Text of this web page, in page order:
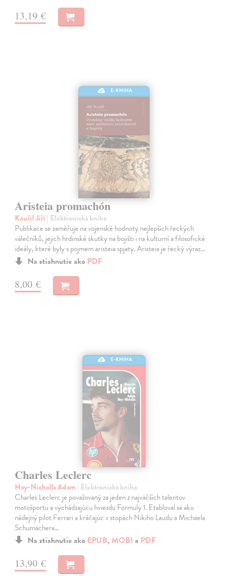
13,19 €
E-KNIHA
Aristeia promachón
Kouřil Jiří | Elektronická kniha
Publikace se zaměřuje na vojenské hodnoty nejlepších řeckých
válečníků, jejich hrdinské skutky na bojišti i na kulturní a filosofické
ideály, které byly s pojmem aristeia spjaty. Aristeia je řecký výraz…
Na stiahnutie ako PDF
8,00 €
E-KNIHA
Charles Leclerc
Hay-Nicholls Adam | Elektronická kniha
Charles Leclerc je považovaný za jeden z najväčších talentov
motošportu a vychádzajúcu hviezdu Formuly 1. Etabloval sa ako
nádejný pilot Ferrari a kráčajúc v stopách Nikiho Laudu a Michaela
Schumachera…
Na stiahnutie ako EPUB, MOBI a PDF
13,90 €